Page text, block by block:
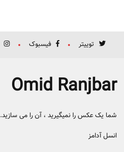
توییتر فیسبوک
Omid Ranjbar
شما یک عکس را نمیگیرید ، آن را می سازید.
انسل آدامز